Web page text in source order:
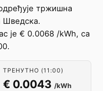
тржишна
Шведска.
је € 0.0068 /kWh, са
ТРЕНУТНО (11:00)
€ 0.0043 /kWh